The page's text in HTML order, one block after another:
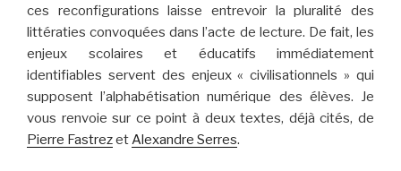
ces reconfigurations laisse entrevoir la pluralité des
littératies convoquées dans l’acte de lecture. De fait, les
enjeux scolaires et éducatifs immédiatement
identifiables servent des enjeux « civilisationnels » qui
supposent l’alphabétisation numérique des élèves. Je
vous renvoie sur ce point à deux textes, déjà cités, de
Pierre FastrezetAlexandre Serres.